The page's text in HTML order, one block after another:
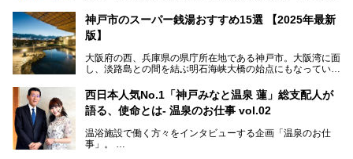
られています。鉄道の駅から温泉街が近く、歩いて回るのに
ちょうどよい規模で、日帰りでの訪問にもおすすめです。
の観光スポットをピックアップ。温泉やご当地グルメなどを
盛り込んだ日帰り観光モデルコースも紹介しているので、ぜ
神戸市のスーパー銭湯おすすめ15選 【2025年最新
版】
大阪府の西、兵庫県の県庁所在地である神戸市。大阪湾に面
し、淡路島との間を結ぶ明石海峡大橋の始点にもなっていま
華街をはじめ、きらびやかに発展したハーバーランドなど、
人気観光スポットもめじろ押しです。
そして、温泉好きの視点から見ると、神戸市といえば何とい
湯です。そのお湯をリーズナブルに体験できる健康ランドや
スーパー銭湯があったら……。今回はそんな希望に沿う施設
西日本人気No.1「神戸みなと温泉 蓮」総支配人が
語る、使命とは- 温泉のお仕事 vol.02
温浴施設で働く方々をインタビューする企画「温泉のお仕
事」。